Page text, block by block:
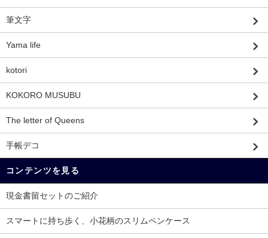
筆文字
Yama life
kotori
KOKORO MUSUBU
The letter of Queens
手帳デコ
コンテンツを見る
現金書留セットのご紹介
スマートに持ち歩く、小花柄のスリムペンケース